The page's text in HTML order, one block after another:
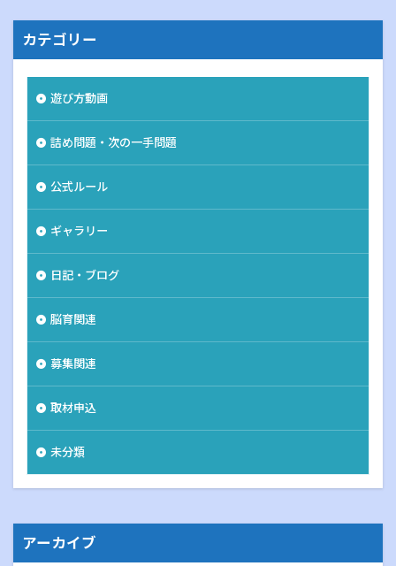
カテゴリー
遊び方動画
詰め問題・次の一手問題
公式ルール
ギャラリー
日記・ブログ
脳育関連
募集関連
取材申込
未分類
アーカイブ